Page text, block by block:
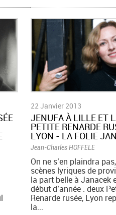
22 Janvier 2013
JENUFA À LILLE ET
PETITE RENARDE
LYON - LA FOLIE
Jean-Charles HOFFELE
On ne s’en plaindra
scènes lyriques de
la part belle à Janacek
début d’année : deux
Renarde rusée, Lyon
la...